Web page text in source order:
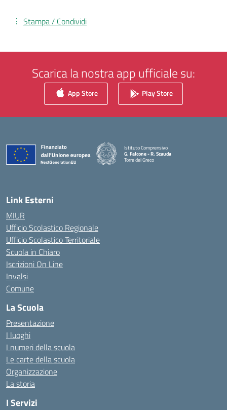
Stampa / Condividi
Scarica la nostra app ufficiale su:
App Store Play Store
Istituto Comprensivo
G. Falcone - R. Scauda
Torre del Greco
Link Esterni
MIUR
Ufficio Scolastico Regionale
Ufficio Scolastico Territoriale
Scuola in Chiaro
Iscrizioni On Line
Invalsi
Comune
La Scuola
Presentazione
I luoghi
I numeri della scuola
Le carte della scuola
Organizzazione
La storia
I Servizi